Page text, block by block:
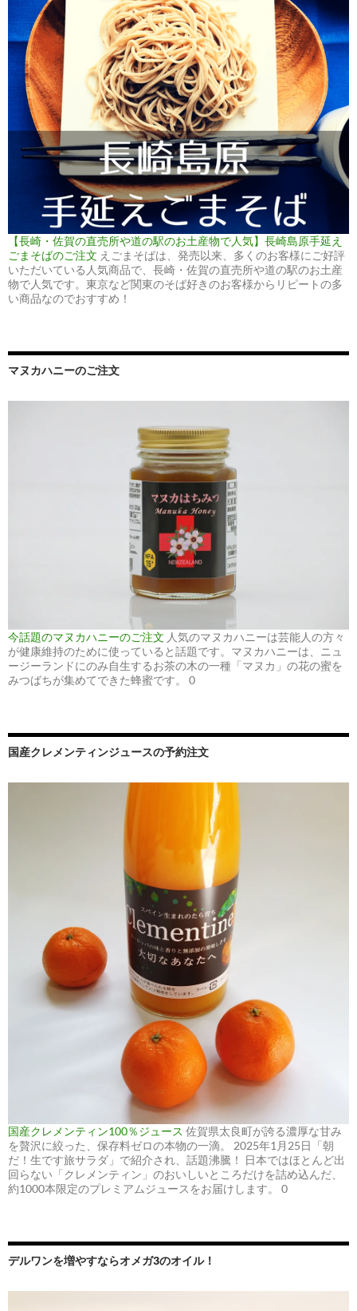
【長崎・佐賀の直売所や道の駅のお土産物で人気】長崎島原手延え
ごまそばのご注文 えごまそばは、発売以来、多くのお客様にご好評
いただいている人気商品で、長崎・佐賀の直売所や道の駅のお土産
物で人気です。東京など関東のそば好きのお客様からリピートの多
い商品なのでおすすめ！
マヌカハニーのご注文
今話題のマヌカハニーのご注文 人気のマヌカハニーは芸能人の方々
が健康維持のために使っていると話題です。マヌカハニーは、ニュ
ージーランドにのみ自生するお茶の木の一種「マヌカ」の花の蜜を
みつばちが集めてできた蜂蜜です。 0
国産クレメンティンジュースの予約注文
国産クレメンティン100％ジュース 佐賀県太良町が誇る濃厚な甘み
を贅沢に絞った、保存料ゼロの本物の一滴。 2025年1月25日「朝
だ！生です旅サラダ」で紹介され、話題沸騰！ 日本ではほとんど出
回らない「クレメンティン」のおいしいところだけを詰め込んだ、
約1000本限定のプレミアムジュースをお届けします。 0
デルワンを増やすならオメガ3のオイル！